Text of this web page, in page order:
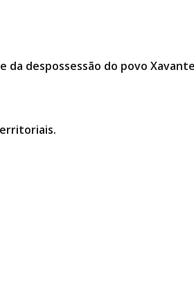
despossessão do povo